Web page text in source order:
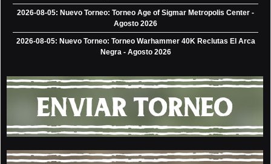
2026-08-05: Nuevo Torneo: Torneo Age of Sigmar Metropolis Center -
Agosto 2026
2026-08-05: Nuevo Torneo: Torneo Warhammer 40K Reclutas El Arca
Negra - Agosto 2026